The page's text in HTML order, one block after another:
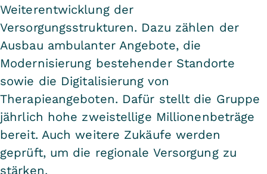
Weiterentwicklung der
Versorgungsstrukturen. Dazu zählen der
Ausbau ambulanter Angebote, die
Modernisierung bestehender Standorte
sowie die Digitalisierung von
Therapieangeboten. Dafür stellt die Gruppe
jährlich hohe zweistellige Millionenbeträge
bereit. Auch weitere Zukäufe werden
geprüft, um die regionale Versorgung zu
stärken.